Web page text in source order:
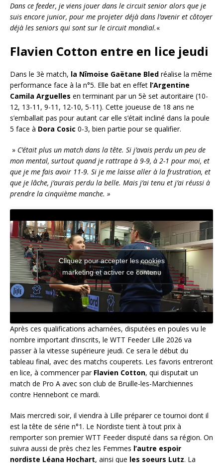
Dans ce feeder, je viens jouer dans le circuit senior alors que je
suis encore junior, pour me projeter déjà dans l’avenir et côtoyer
déjà les seniors qui sont sur le circuit mondial.«
Flavien Cotton entre en lice jeudi
Dans le 3è match, la Nîmoise Gaëtane Bled réalise la même
performance face à la n°5. Elle bat en effet l’Argentine
Camila Arguelles en terminant par un 5è set autoritaire (10-
12, 13-11, 9-11, 12-10, 5-11). Cette joueuse de 18 ans ne
s’emballait pas pour autant car elle s’était incliné dans la poule
5 face à Dora Cosic 0-3, bien partie pour se qualifier.
» C’était plus un match dans la tête. Si j’avais perdu un peu de
mon mental, surtout quand je rattrape à 9-9, à 2-1 pour moi, et
que je me fais avoir 11-9. Si je me laisse aller à la frustration, et
que je lâche, j’aurais perdu la belle. Mais j’ai tenu et j’ai réussi à
prendre la cinquième manche. »
Cliquez pour accepter les cookies
marketing et activer ce contenu
Après ces qualifications acharnées, disputées en poules vu le
nombre important d’inscrits, le WTT Feeder Lille 2026 va
passer à la vitesse supérieure jeudi. Ce sera le début du
tableau final, avec des matchs couperets. Les favoris entreront
en lice, à commencer par Flavien Cotton, qui disputait un
match de Pro A avec son club de Bruille-les-Marchiennes
contre Hennebont ce mardi.
Mais mercredi soir, il viendra à Lille préparer ce tournoi dont il
est la tête de série n°1. Le Nordiste tient à tout prix à
remporter son premier WTT Feeder disputé dans sa région. On
suivra aussi de près chez les Femmes l’autre espoir
nordiste Léana Hochart, ainsi que les soeurs Lutz. La